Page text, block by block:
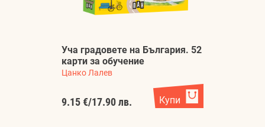
Уча градовете на България. 52
карти за обучение
Цанко Лалев
9.15 €/17.90 лв. Купи